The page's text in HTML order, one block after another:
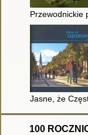
Przewodnickie
Jasne, że
100